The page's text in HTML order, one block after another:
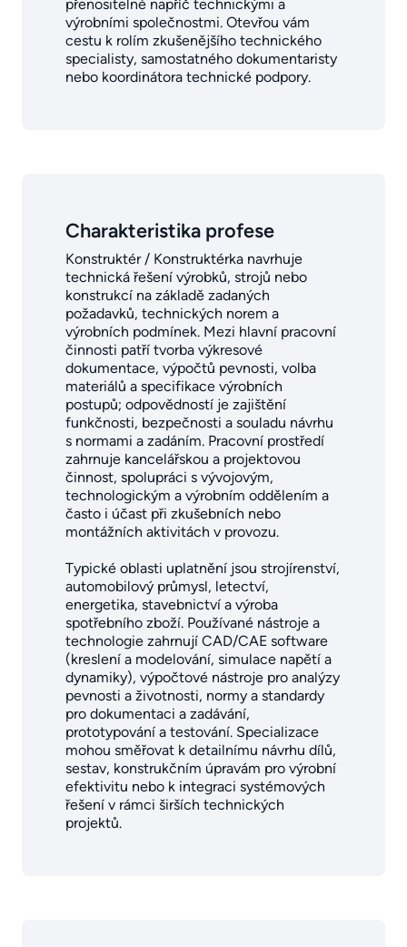
přenositelné napříč technickými a
výrobními společnostmi. Otevřou vám
cestu k rolím zkušenějšího technického
specialisty, samostatného dokumentaristy
nebo koordinátora technické podpory.
Charakteristika profese
Konstruktér / Konstruktérka navrhuje
technická řešení výrobků, strojů nebo
konstrukcí na základě zadaných
požadavků, technických norem a
výrobních podmínek. Mezi hlavní pracovní
činnosti patří tvorba výkresové
dokumentace, výpočtů pevnosti, volba
materiálů a specifikace výrobních
postupů; odpovědností je zajištění
funkčnosti, bezpečnosti a souladu návrhu
s normami a zadáním. Pracovní prostředí
zahrnuje kancelářskou a projektovou
činnost, spolupráci s vývojovým,
technologickým a výrobním oddělením a
často i účast při zkušebních nebo
montážních aktivitách v provozu.
Typické oblasti uplatnění jsou strojírenství,
automobilový průmysl, letectví,
energetika, stavebnictví a výroba
spotřebního zboží. Používané nástroje a
technologie zahrnují CAD/CAE software
(kreslení a modelování, simulace napětí a
dynamiky), výpočtové nástroje pro analýzy
pevnosti a životnosti, normy a standardy
pro dokumentaci a zadávání,
prototypování a testování. Specializace
mohou směřovat k detailnímu návrhu dílů,
sestav, konstrukčním úpravám pro výrobní
efektivitu nebo k integraci systémových
řešení v rámci širších technických
projektů.